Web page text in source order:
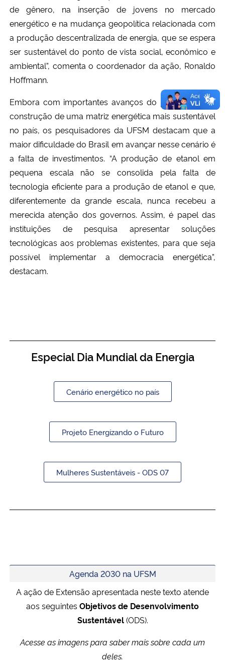
de gênero, na inserção de jovens no mercado
energético e na mudança geopolítica relacionada com
a produção descentralizada de energia, que se espera
ser sustentável do ponto de vista social, econômico e
ambiental”, comenta o coordenador da ação, Ronaldo
Hoffmann.
Embora com importantes avanços do projeto para a
construção de uma matriz energética mais sustentável
no país, os pesquisadores da UFSM destacam que a
maior dificuldade do Brasil em avançar nesse cenário é
a falta de investimentos. “A produção de etanol em
pequena escala não se consolida pela falta de
tecnologia eficiente para a produção de etanol e que,
diferentemente da grande escala, nunca recebeu a
merecida atenção dos governos. Assim, é papel das
instituições de pesquisa apresentar soluções
tecnológicas aos problemas existentes, para que seja
possível implementar a democracia energética”,
destacam.
Especial Dia Mundial da Energia
Cenário energético no país
Projeto Energizando o Futuro
Mulheres Sustentáveis - ODS 07
Agenda 2030 na UFSM
A ação de Extensão apresentada neste texto atende
aos seguintesObjetivos de Desenvolvimento
Sustentável(ODS).
Acesse as imagens para saber mais sobre cada um
deles.